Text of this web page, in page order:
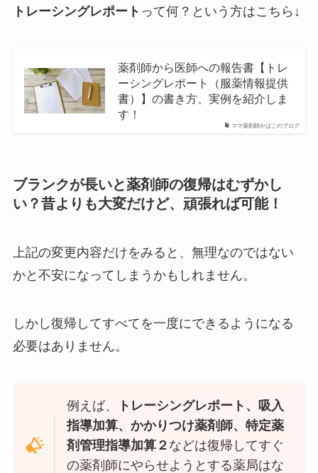
トレーシングレポート って何？という方はこちら↓
ママ薬剤師かばこのブログ
薬剤師から医師への報告書【トレ
ーシングレポート（服薬情報提供
書）】の書き方、実例を紹介しま
す！
ブランクが長いと薬剤師の復帰はむずかし
い？昔よりも大変だけど、頑張れば可能！
上記の変更内容だけをみると、無理なのではない
かと不安になってしまうかもしれません。
しかし復帰してすべてを一度にできるようになる
必要はありません。
例えば、
トレーシングレポート、吸入
指導加算、かかりつけ薬剤師、特定薬
剤管理指導加算２ などは復帰してすぐ
の薬剤師にやらせようとする薬局はな